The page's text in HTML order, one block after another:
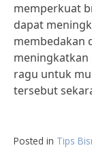
memperkuat
dapat
membedakan
meningkatkan
ragu untuk
tersebut
Posted in Tips